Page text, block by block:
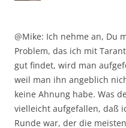
@Mike: Ich nehme an, Du
Problem, das ich mit
gut findet, wird man
weil man ihn angeblich
keine Ahnung habe. Was
vielleicht aufgefallen, daß
Runde war, der die